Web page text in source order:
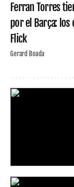
Ferran Torres
por el Barça: los
Flick
Gerard Boada